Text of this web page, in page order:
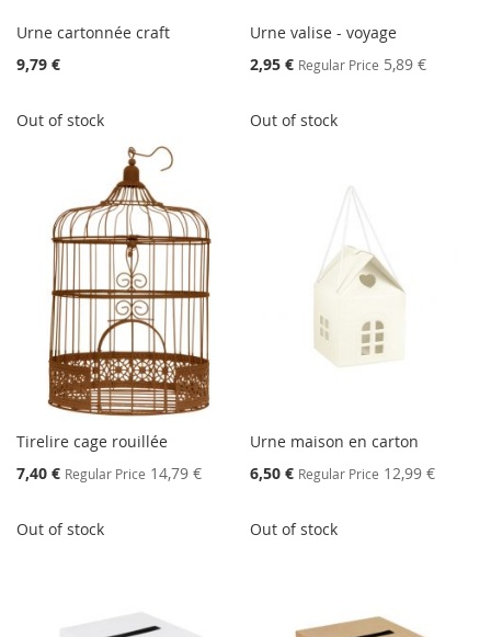
Urne cartonnée craft
9,79 €
Out of stock
Urne valise - voyage
Special
2,95 € Regular Price 5,89 €
Out of stock
Tirelire cage rouillée
Special
Price
7,40 € Regular Price 14,79 €
Out of stock
Urne maison en carton
Special
Price
6,50 € Regular Price 12,99 €
Out of stock